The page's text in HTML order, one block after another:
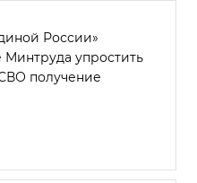
России»
упростить
получение